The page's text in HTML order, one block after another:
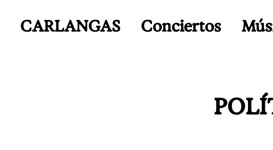
CARLANGAS Conciertos